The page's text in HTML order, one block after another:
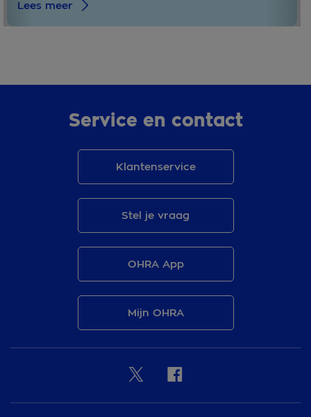
Lees meer
Service en contact
Klantenservice
Stel je vraag
OHRA App
Mijn OHRA